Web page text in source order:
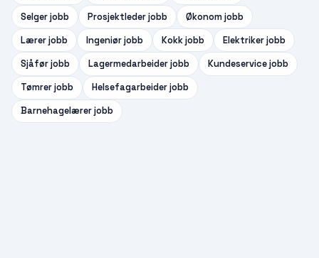
Selgerjobb Prosjektlederjobb Økonomjobb
Lærerjobb Ingeniørjobb Kokkjobb Elektrikerjobb
Sjåførjobb Lagermedarbeiderjobb Kundeservicejobb
Tømrerjobb Helsefagarbeiderjobb
Barnehagelærerjobb